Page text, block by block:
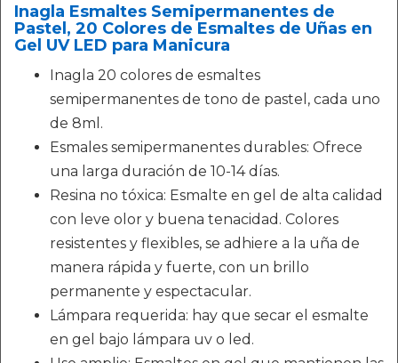
Inagla Esmaltes Semipermanentes de
Pastel, 20 Colores de Esmaltes de Uñas en
Gel UV LED para Manicura
Inagla 20 colores de esmaltes
semipermanentes de tono de pastel, cada uno
de 8ml.
Esmales semipermanentes durables: Ofrece
una larga duración de 10-14 días.
Resina no tóxica: Esmalte en gel de alta calidad
con leve olor y buena tenacidad. Colores
resistentes y flexibles, se adhiere a la uña de
manera rápida y fuerte, con un brillo
permanente y espectacular.
Lámpara requerida: hay que secar el esmalte
en gel bajo lámpara uv o led.